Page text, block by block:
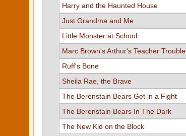
Harry and the Haunted House
Just Grandma and Me
Little Monster at School
Marc Brown's Arthur's Teacher Trouble
Ruff's Bone
Sheila Rae, the Brave
The Berenstain Bears Get in a Fight
The Berenstain Bears In The Dark
The New Kid on the Block